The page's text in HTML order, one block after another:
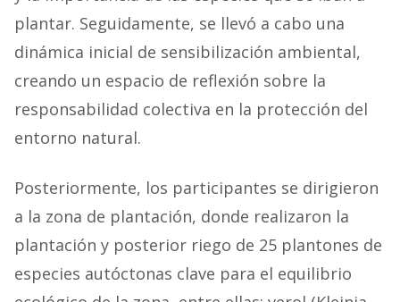
plantar. Seguidamente, se llevó a cabo una
dinámica inicial de sensibilización ambiental,
creando un espacio de reflexión sobre la
responsabilidad colectiva en la protección del
entorno natural.
Posteriormente, los participantes se dirigieron
a la zona de plantación, donde realizaron la
plantación y posterior riego de 25 plantones de
especies autóctonas clave para el equilibrio